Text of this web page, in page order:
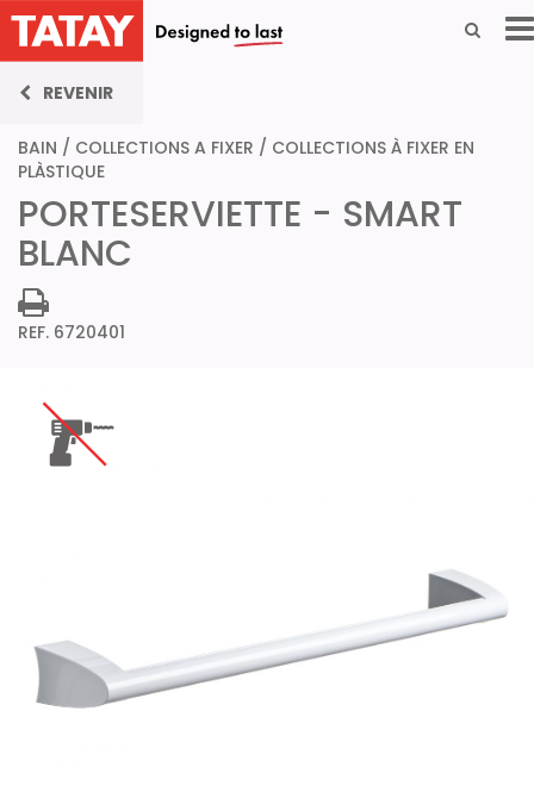
REVENIR
BAIN / COLLECTIONS A FIXER / COLLECTIONS À FIXER EN
PLÀSTIQUE
PORTESERVIETTE - SMART
BLANC
REF. 6720401